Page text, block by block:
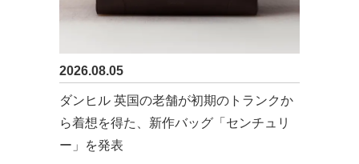
2026.08.05
ダンヒル 英国の老舗が初期のトランクか
ら着想を得た、新作バッグ「センチュリ
ー」を発表